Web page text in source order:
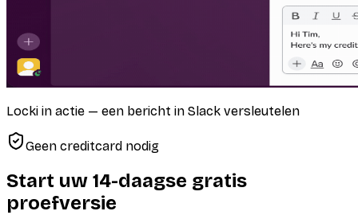
Locki in actie — een bericht in Slack versleutelen
Geen creditcard nodig
Start uw 14-daagse gratis
proefversie